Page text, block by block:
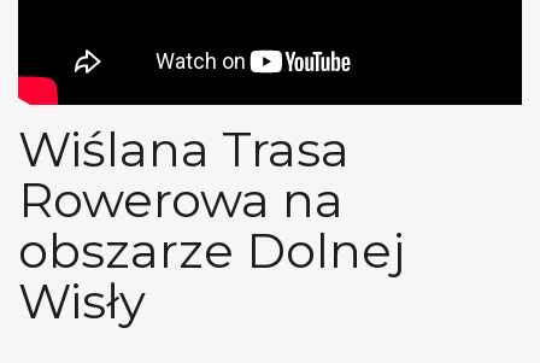
Wiślana Trasa
Rowerowa na
obszarze Dolnej
Wisły